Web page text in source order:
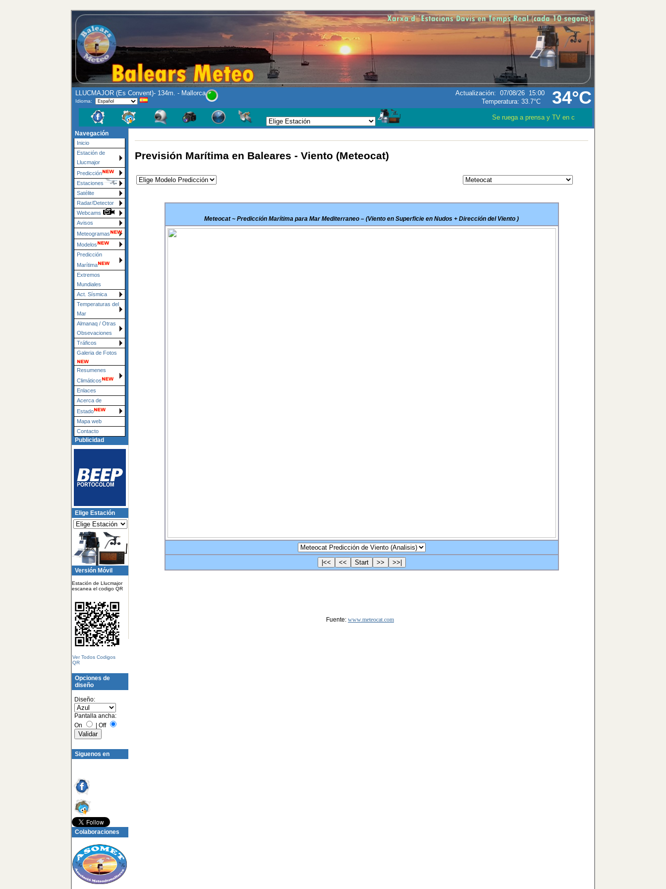
34°C
LLUCMAJOR (Es Convent)- 134m. - Mallorca
Idioma:
Actualización: 07/08/26 15:00
Temperatura: 33.7°C
Se ruega a prensa y TV en caso que utilizen los datos
Navegación
Inicio
Estación de
Llucmajor
Predicción
Estaciones
Satélite
Radar/Detector
Webcams
Avisos
Meteogramas
Modelos
Predicción
Marítima
Extremos
Mundiales
Act. Sísmica
Temperaturas del
Mar
Almanaq / Otras
Obsevaciones
Tráficos
Galeria de Fotos
Resumenes
Climáticos
Enlaces
Acerca de
Estado
Mapa web
Contacto
Publicidad
Elige Estación
Versión Móvil
Estación de Llucmajor
escanea el codigo QR
Ver Todos Codigos
QR
Opciones de
diseño
Diseño:
Pantalla ancha:
On
Off
Siguenos en
Colaboraciones
Previsión Marítima en Baleares - Viento (Meteocat)
Meteocat ~ Predicción Marítima para Mar Mediterraneo – (Viento en Superficie en Nudos + Dirección del Viento )
Fuente: www.meteocat.com